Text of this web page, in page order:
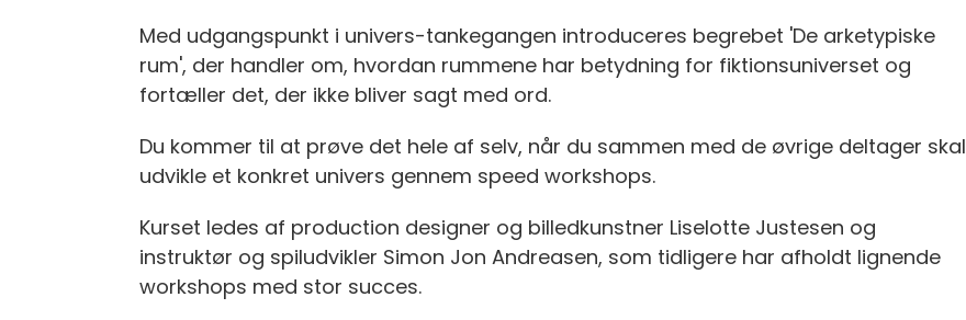
Med udgangspunkt i univers-tankegangen introduceres begrebet 'De arketypiske
rum', der handler om, hvordan rummene har betydning for fiktionsuniverset og
fortæller det, der ikke bliver sagt med ord.
Du kommer til at prøve det hele af selv, når du sammen med de øvrige deltager skal
udvikle et konkret univers gennem speed workshops.
Kurset ledes af production designer og billedkunstner Liselotte Justesen og
instruktør og spiludvikler Simon Jon Andreasen, som tidligere har afholdt lignende
workshops med stor succes.